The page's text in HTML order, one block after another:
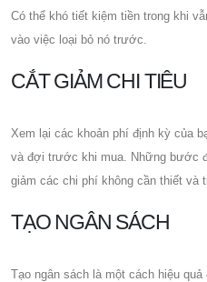
Có thể khó tiết kiệm tiền trong khi
vào việc loại bỏ nó trước.
CẮT GIẢM CHI TIÊU
Xem lại các khoản phí định kỳ của
và đợi trước khi mua. Những bước
giảm các chi phí không cần thiết và
TẠO NGÂN SÁCH
Tạo ngân sách là một cách hiệu